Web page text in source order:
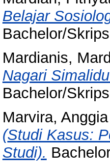
Belajar
Bachelor/
Mardianis,
Nagari
Bachelor/
Marvira, Anggia
(Studi Kasus:
Studi).